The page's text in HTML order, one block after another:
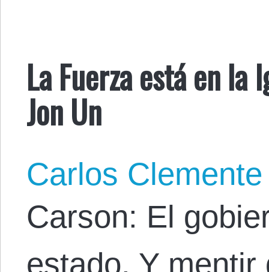
La Fuerza está en la
Jon Un
Carlos Clemente
Carson: El
estado. Y mentir